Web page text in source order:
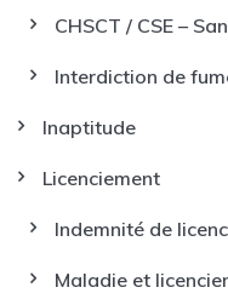
CHSCT / CSE –
Interdiction de
Inaptitude
Licenciement
Indemnité de
Maladie et